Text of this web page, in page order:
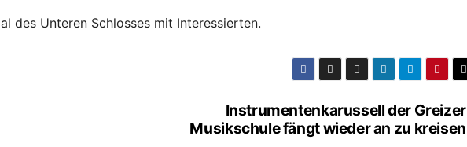
des Unteren Schlosses mit Interessierten.
Instrumentenkarussell der Greizer
Musikschule fängt wieder an zu kreisen